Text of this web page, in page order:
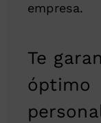
empresa.
Te